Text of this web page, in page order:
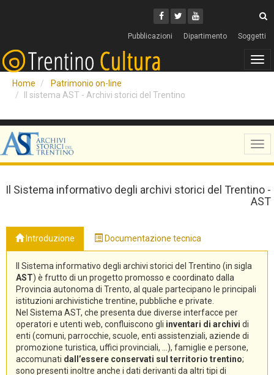
Facebook
Twitter
Youtube
Pubblicazioni Dipartimento Soggetti
Home
Patrimonio on-line
Il sistema AST - Archivi storici del Trentino
Il Sistema informativo degli archivi storici del Trentino -
AST
Introduzione Documentazione tecnica
Il Sistema informativo degli archivi storici del Trentino (in sigla
AST) è frutto di un progetto promosso e coordinato dalla
Provincia autonoma di Trento, al quale partecipano le principali
istituzioni archivistiche trentine, pubbliche e private.
Nel Sistema AST, che presenta due diverse interfacce per
operatori e utenti web, confluiscono gli inventari di archivi di
enti (comuni, parrocchie, scuole, enti assistenziali, aziende di
promozione turistica, uffici provinciali, ...), famiglie e persone,
accomunati dall’essere conservati sul territorio trentino;
sono presenti inoltre anche i dati derivanti da altri tipi di